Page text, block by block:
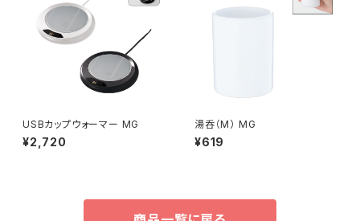
USBカップウォーマー MG
¥2,720
湯呑（M） MG
¥619